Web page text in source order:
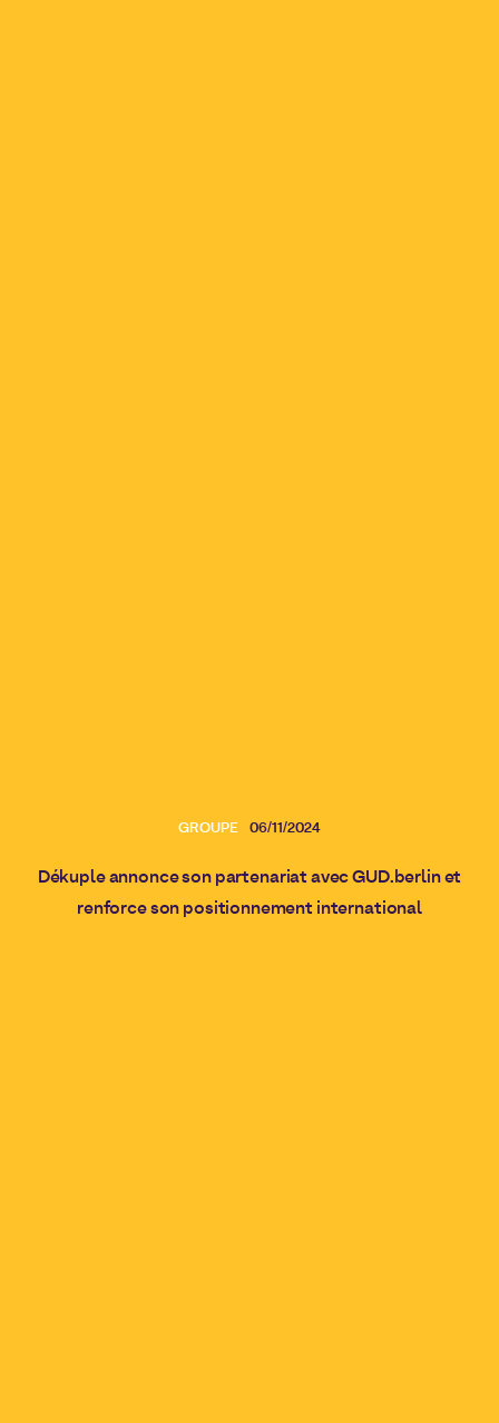
GROUPE 06/11/2024
Dékuple annonce son partenariat avec GUD.berlin et
renforce son positionnement international